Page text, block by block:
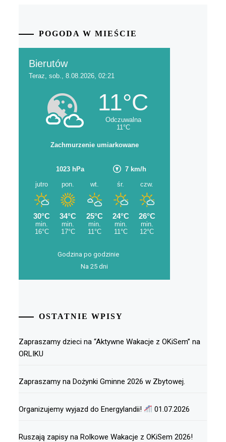
POGODA W MIEŚCIE
Godzina po godzinie
Na 25 dni
OSTATNIE WPISY
Zapraszamy dzieci na “Aktywne Wakacje z OKiSem” na
ORLIKU
Zapraszamy na Dożynki Gminne 2026 w Zbytowej.
Organizujemy wyjazd do Energylandii! 01.07.2026
Ruszają zapisy na Rolkowe Wakacje z OKiSem 2026!